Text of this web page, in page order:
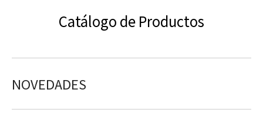
Catálogo de Productos
NOVEDADES